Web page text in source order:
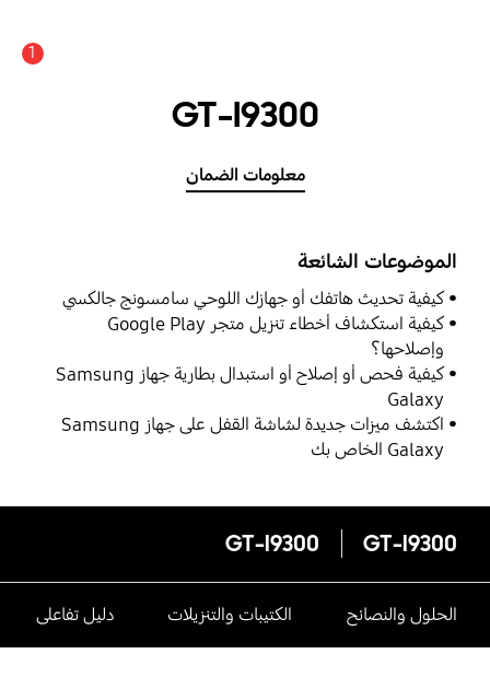
1
GT-I9300
معلومات الضمان
الموضوعات الشائعة
كيفية تحديث هاتفك أو جهازك اللوحي سامسونج جالكسي
كيفية استكشاف أخطاء تنزيل متجر Google Play
وإصلاحها؟
كيفية فحص أو إصلاح أو استبدال بطارية جهاز Samsung
Galaxy
اكتشف ميزات جديدة لشاشة القفل على جهاز Samsung
Galaxy الخاص بك
GT-I9300
GT-I9300
الحلول والنصائح الكتيبات والتنزيلات دليل تفاعلى